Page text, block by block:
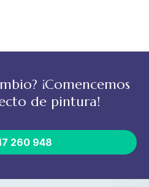
¡Comencemos
de pintura!
260 948